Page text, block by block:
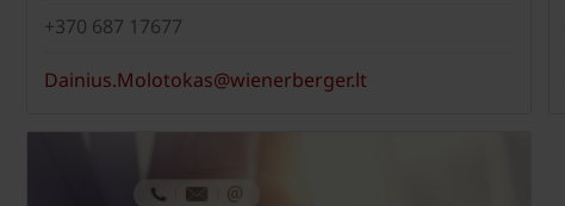
+370 687 17677
Dainius.Molotokas@wienerberger.lt